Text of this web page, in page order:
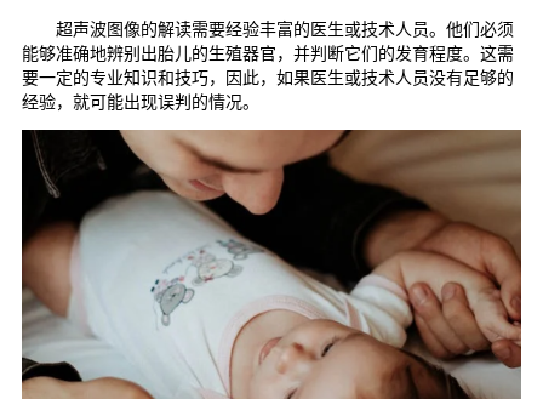
超声波图像的解读需要经验丰富的医生或技术人员。他们必须
能够准确地辨别出胎儿的生殖器官，并判断它们的发育程度。这需
要一定的专业知识和技巧，因此，如果医生或技术人员没有足够的
经验，就可能出现误判的情况。